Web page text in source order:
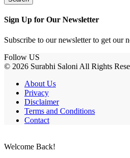
Sign Up for Our Newsletter
Subscribe to our newsletter to get our
Follow US
© 2026 Surabhi Saloni All Rights
About Us
Privacy
Disclaimer
Terms and Conditions
Contact
Welcome Back!